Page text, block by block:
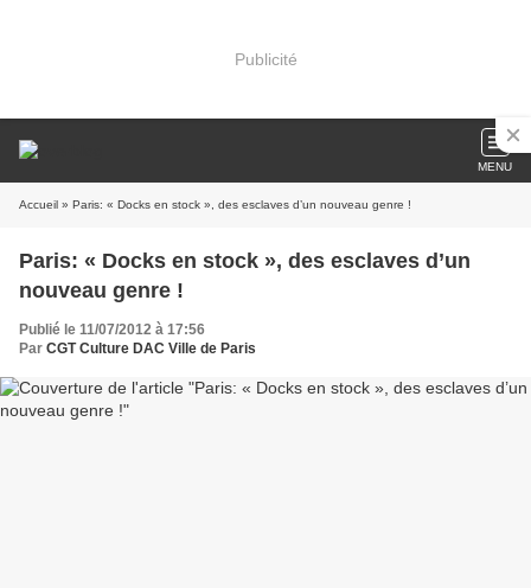
Publicité
MENU
Accueil » Paris: « Docks en stock », des esclaves d’un nouveau genre !
Paris: « Docks en stock », des esclaves d’un
nouveau genre !
Publié le 11/07/2012 à 17:56
Par CGT Culture DAC Ville de Paris